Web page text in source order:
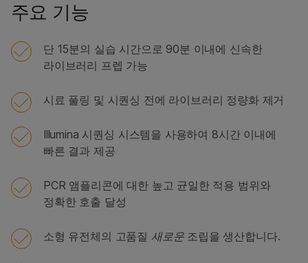
주요 기능
단 15분의 실습 시간으로 90분 이내에 신속한
라이브러리 프렙 가능
시료 풀링 및 시퀀싱 전에 라이브러리 정량화 제거
Illumina 시퀀싱 시스템을 사용하여 8시간 이내에
빠른 결과 제공
PCR 앰플리콘에 대한 높고 균일한 적용 범위와
정확한 호출 달성
소형 유전체의 고품질 새로운조립을 생산합니다.